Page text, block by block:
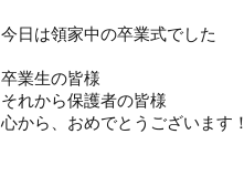
今日は領家中の卒業式でした
卒業生の皆様
それから保護者の皆様
心から、おめでとうございます